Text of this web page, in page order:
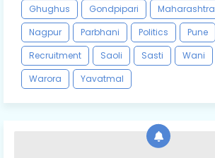
Ghughus
Gondpipari Maharashtra
Nagpur
Parbhani Politics Pune
Recruitment
Saoli Sasti Wani
Warora
Yavatmal